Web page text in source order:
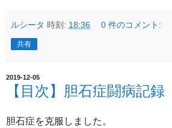
ルシータ 時刻: 18:36 0 件のコメント:
共有
2019-12-05
【目次】胆石症闘病記録
胆石症を克服しました。